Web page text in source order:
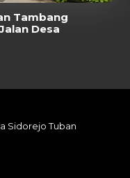
Tambang
Desa
Sidorejo Tuban